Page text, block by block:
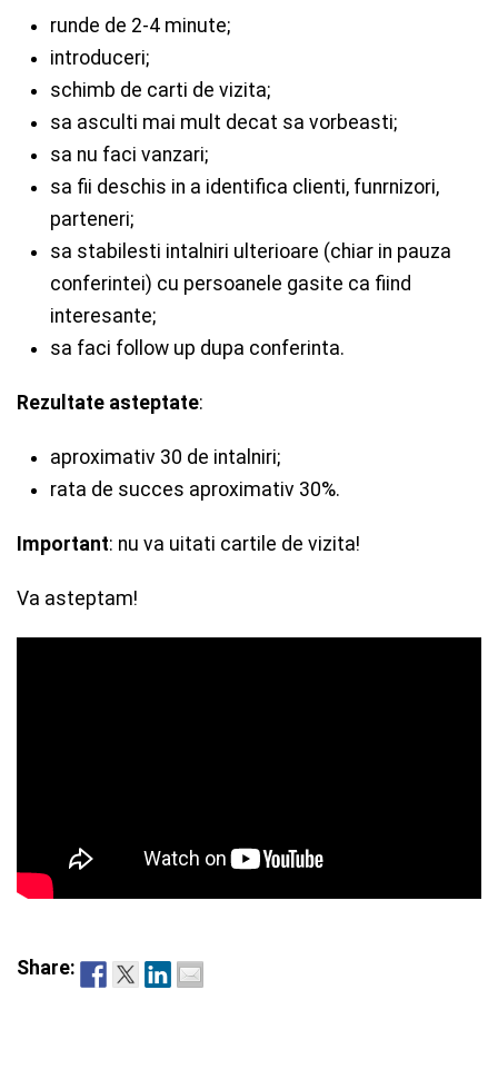
runde de 2-4 minute;
introduceri;
schimb de carti de vizita;
sa asculti mai mult decat sa vorbeasti;
sa nu faci vanzari;
sa fii deschis in a identifica clienti, funrnizori,
parteneri;
sa stabilesti intalniri ulterioare (chiar in pauza
conferintei) cu persoanele gasite ca fiind
interesante;
sa faci follow up dupa conferinta.
Rezultate asteptate:
aproximativ 30 de intalniri;
rata de succes aproximativ 30%.
Important: nu va uitati cartile de vizita!
Va asteptam!
Share: